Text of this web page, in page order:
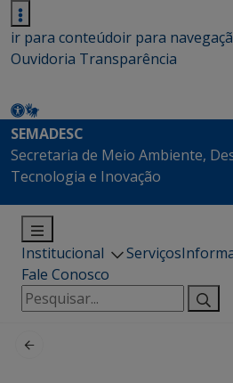
ir para conteúdoir para
Ouvidoria Transparência
SEMADESC
Secretaria de Meio Ambiente,
Tecnologia e Inovação
Institucional Serviços
Fale Conosco
Pesquisar
por: